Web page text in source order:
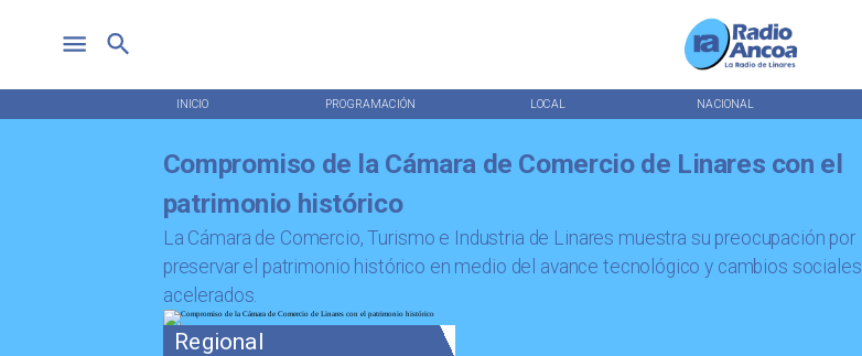
INICIO PROGRAMACIÓN LOCAL NACIONAL
Regional
Compromiso de la Cámara de Comercio de Linares con el
patrimonio histórico
La Cámara de Comercio, Turismo e Industria de Linares muestra su preocupación por
preservar el patrimonio histórico en medio del avance tecnológico y cambios sociales
acelerados.